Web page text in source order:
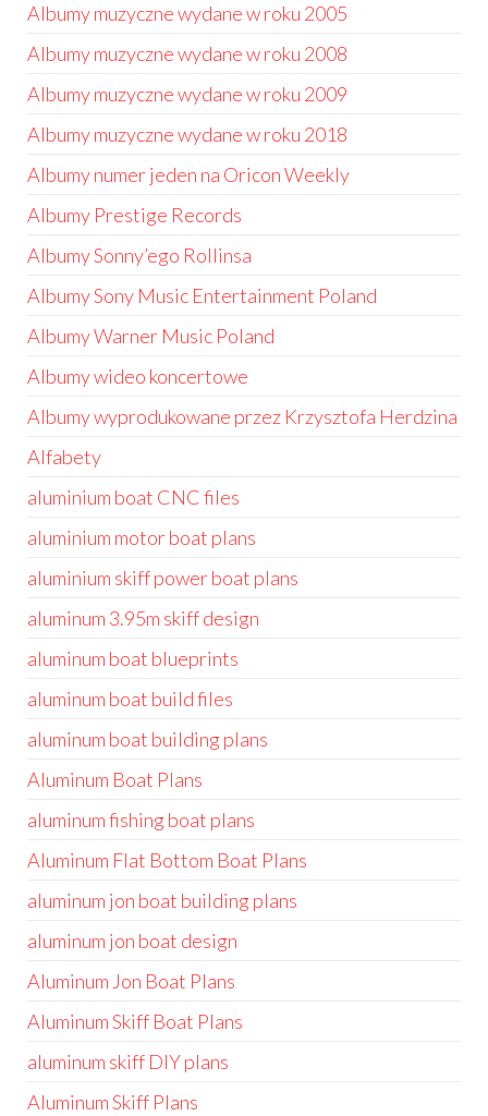
Albumy muzyczne wydane w roku 2005
Albumy muzyczne wydane w roku 2008
Albumy muzyczne wydane w roku 2009
Albumy muzyczne wydane w roku 2018
Albumy numer jeden na Oricon Weekly
Albumy Prestige Records
Albumy Sonny’ego Rollinsa
Albumy Sony Music Entertainment Poland
Albumy Warner Music Poland
Albumy wideo koncertowe
Albumy wyprodukowane przez Krzysztofa Herdzina
Alfabety
aluminium boat CNC files
aluminium motor boat plans
aluminium skiff power boat plans
aluminum 3.95m skiff design
aluminum boat blueprints
aluminum boat build files
aluminum boat building plans
Aluminum Boat Plans
aluminum fishing boat plans
Aluminum Flat Bottom Boat Plans
aluminum jon boat building plans
aluminum jon boat design
Aluminum Jon Boat Plans
Aluminum Skiff Boat Plans
aluminum skiff DIY plans
Aluminum Skiff Plans